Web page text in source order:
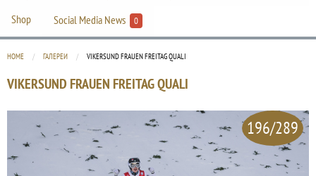
Shop
Social Media News 0
HOME ГАЛЕРЕИ CURRENT:
VIKERSUND FRAUEN FREITAG QUALI
VIKERSUND FRAUEN FREITAG QUALI
196/289